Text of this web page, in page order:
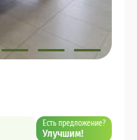
Есть предложение?
Улучшим!